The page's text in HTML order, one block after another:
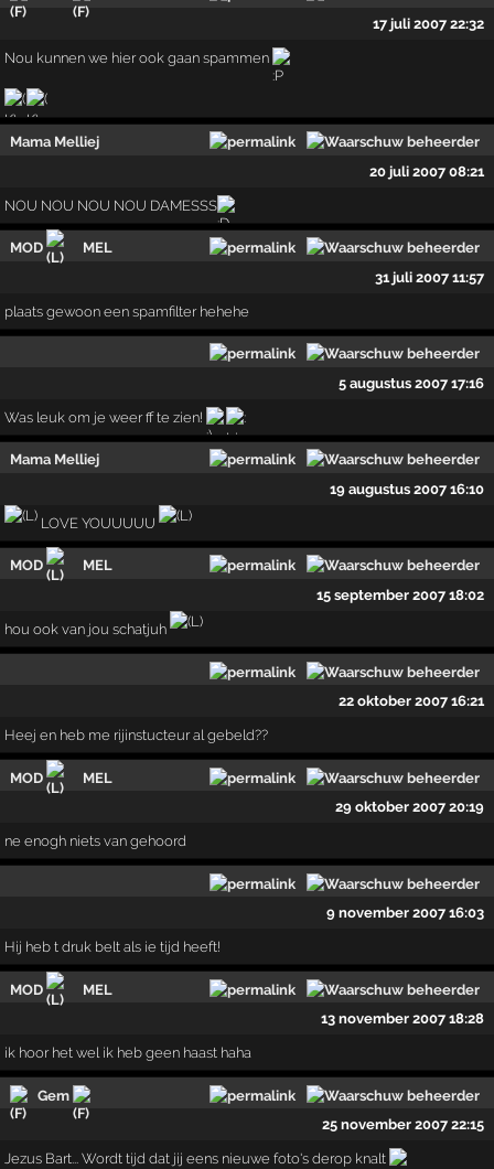
17 juli 2007 22:32
Nou kunnen we hier ook gaan spammen
Mama Melliej
20 juli 2007 08:21
NOU NOU NOU NOU DAMESSS
MOD
MEL
31 juli 2007 11:57
plaats gewoon een spamfilter hehehe
5 augustus 2007 17:16
Was leuk om je weer ff te zien!
Mama Melliej
19 augustus 2007 16:10
LOVE YOUUUUU
MOD
MEL
15 september 2007 18:02
hou ook van jou schatjuh
22 oktober 2007 16:21
Heej en heb me rijinstucteur al gebeld??
MOD
MEL
29 oktober 2007 20:19
ne enogh niets van gehoord
9 november 2007 16:03
Hij heb t druk belt als ie tijd heeft!
MOD
MEL
13 november 2007 18:28
ik hoor het wel ik heb geen haast haha
Gem
25 november 2007 22:15
Jezus Bart... Wordt tijd dat jij eens nieuwe foto's derop knalt